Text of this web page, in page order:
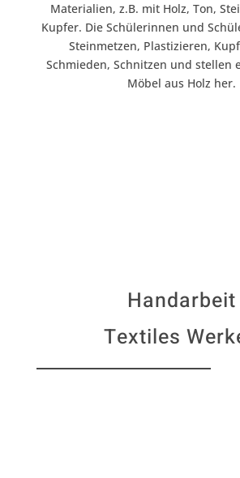
Materialien, z.B. mit Holz, Ton,
Kupfer. Die Schülerinnen und
Steinmetzen, Plastizieren,
Schmieden, Schnitzen und stellen
Möbel aus Holz her.
Handarbeit
Textiles